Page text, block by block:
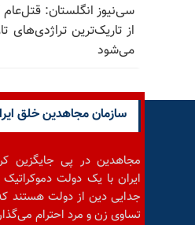
از تاریک‌ترین تراژدی‌های
می‌شود
سازمان مجاهدین خلق
مجاهدین در پی جایگزین
ایران با یک دولت دموکراتیک
جدایی دین از دولت هستند
تساوی زن و مرد احترام